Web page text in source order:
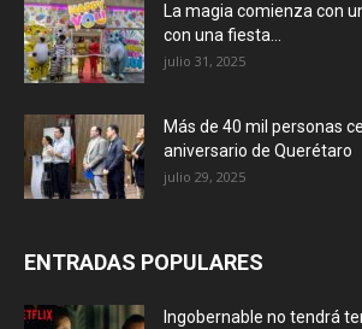
La magia comienza con
con una fiesta...
julio 31, 2025
Más de 40 mil personas
aniversario de Querétaro
julio 29, 2025
ENTRADAS POPULARES
Ingobernable no tendrá